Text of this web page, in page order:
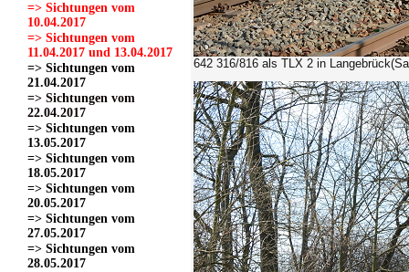
=> Sichtungen vom
10.04.2017
=> Sichtungen vom
11.04.2017 und 13.04.2017
=> Sichtungen vom
21.04.2017
=> Sichtungen vom
22.04.2017
=> Sichtungen vom
13.05.2017
=> Sichtungen vom
18.05.2017
=> Sichtungen vom
20.05.2017
=> Sichtungen vom
27.05.2017
=> Sichtungen vom
28.05.2017
642 316/816 als TLX 2 in